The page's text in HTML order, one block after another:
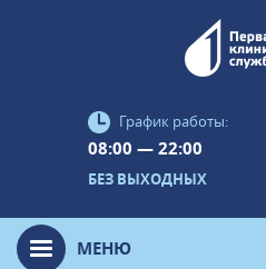
График работы:
08:00 — 22:00
БЕЗ ВЫХОДНЫХ
МЕНЮ